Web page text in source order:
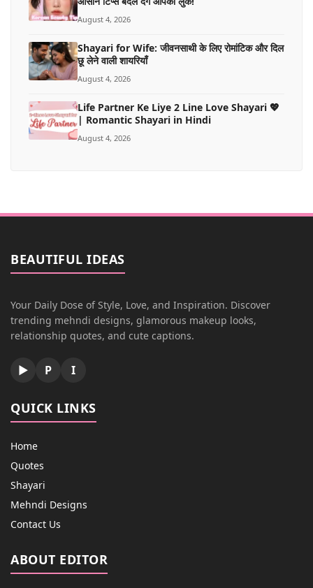
August 4, 2026
Shayari for Wife: जीवनसाथी के लिए रोमांटिक और दिल
छू लेने वाली शायरियाँ
August 4, 2026
Life Partner Ke Liye 2 Line Love Shayari 💖
| Romantic Shayari in Hindi
August 4, 2026
BEAUTIFUL IDEAS
Your Daily Dose of Style, Love, and Inspiration. Discover
trending mehndi designs, glamorous makeup looks,
relationship quotes, and cute captions.
▶ P I
QUICK LINKS
Home
Quotes
Shayari
Mehndi Designs
Contact Us
ABOUT EDITOR